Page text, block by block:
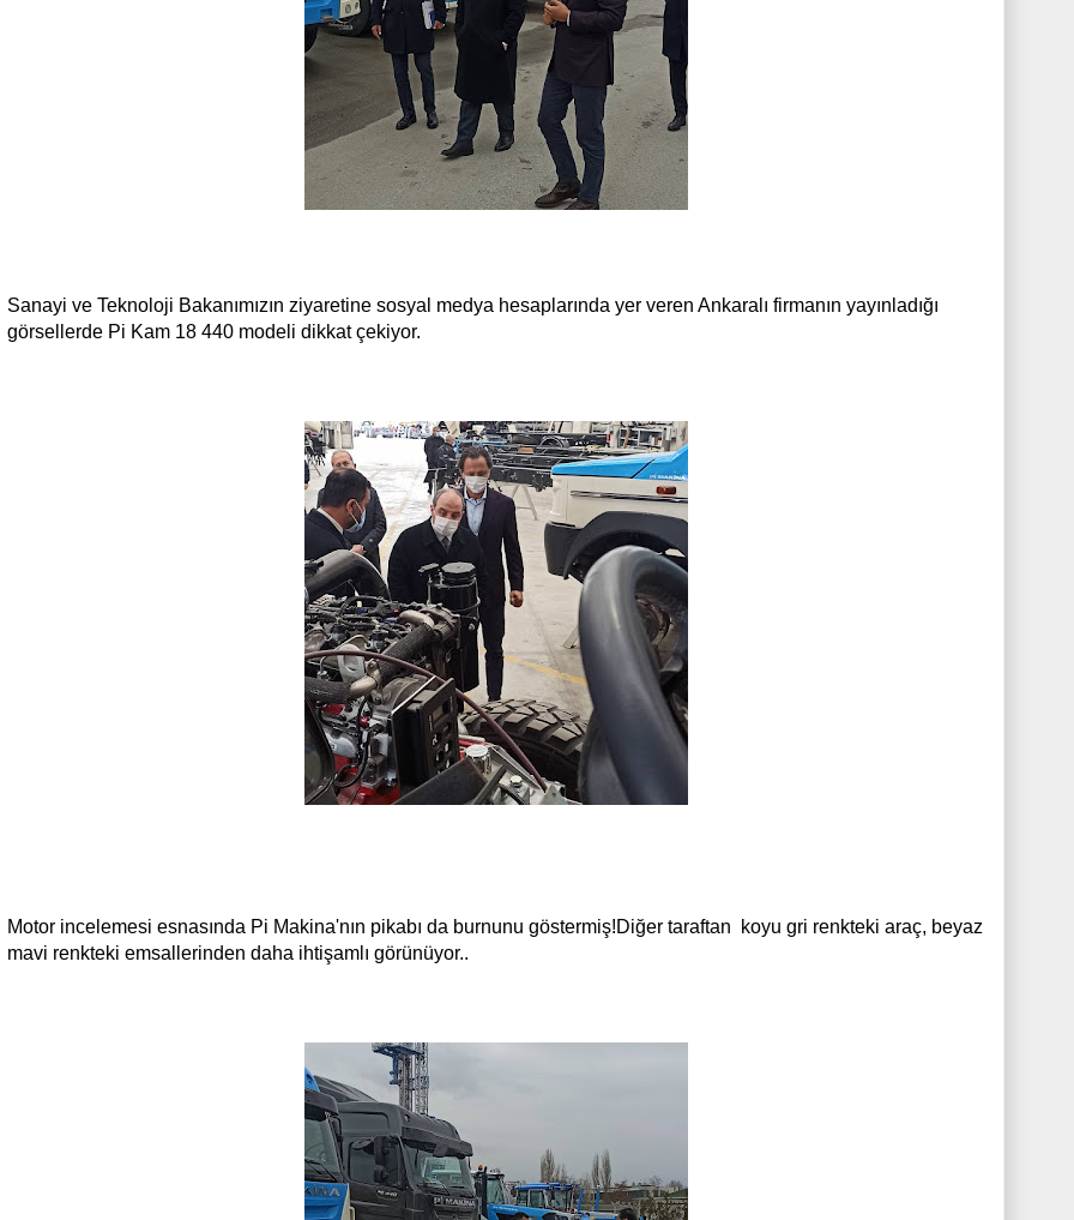
Sanayi ve Teknoloji Bakanımızın ziyaretine sosyal medya hesaplarında yer veren Ankaralı firmanın yayınladığı
görsellerde Pi Kam 18 440 modeli dikkat çekiyor.
Motor incelemesi esnasında Pi Makina'nın pikabı da burnunu göstermiş!Diğer taraftan koyu gri renkteki araç, beyaz
mavi renkteki emsallerinden daha ihtişamlı görünüyor..